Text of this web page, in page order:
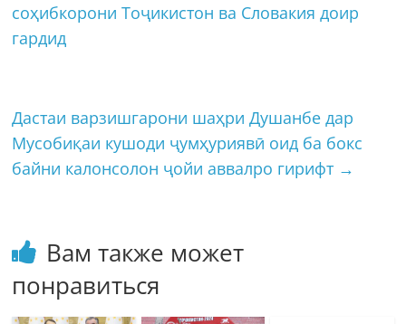
соҳибкорони Тоҷикистон ва Словакия доир
гардид
Дастаи варзишгарони шаҳри Душанбе дар
Мусобиқаи кушоди ҷумҳуриявӣ оид ба бокс
байни калонсолон ҷойи аввалро гирифт →
Вам также может
понравиться